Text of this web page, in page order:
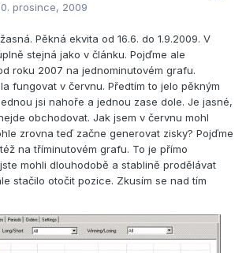
prosince, 2009
Pěkná ekvita od 16.6. do 1.9.2009. V
stejná jako v článku. Pojďme ale
roku 2007 na jednominutovém grafu.
fungovat v červnu. Předtím to jelo pěkným
jsi nahoře a jednou zase dole. Je jasné,
obchodovat. Jak jsem v červnu mohl
zrovna teď začne generovat zisky? Pojďme
na tříminutovém grafu. To je přímo
mohli dlouhodobě a stablině prodělávat
stačilo otočit pozice. Zkusím se nad tím